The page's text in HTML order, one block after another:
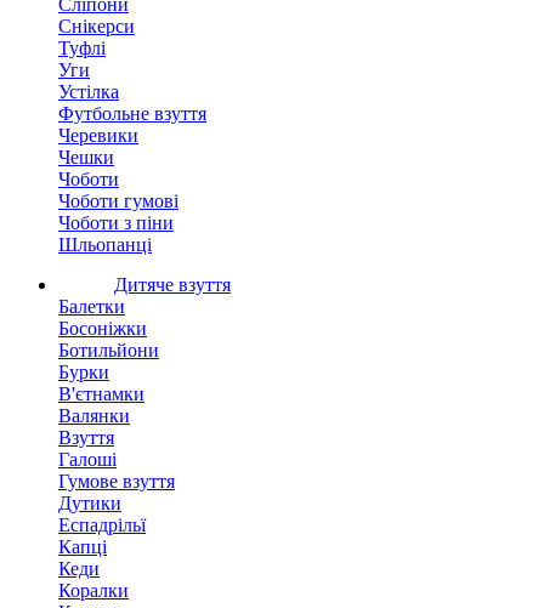
Сліпони
Снікерси
Туфлі
Уги
Устілка
Футбольне взуття
Черевики
Чешки
Чоботи
Чоботи гумові
Чоботи з піни
Шльопанці
Дитяче взуття
Балетки
Босоніжки
Ботильйони
Бурки
В'єтнамки
Валянки
Взуття
Галоші
Гумове взуття
Дутики
Еспадрільї
Капці
Кеди
Коралки